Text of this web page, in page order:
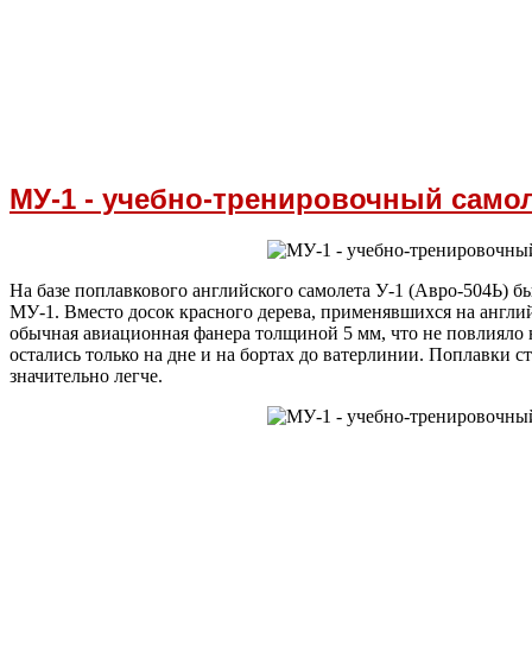
МУ-1 - учебно-тренировочный
На базе поплавкового английского самолета У-1 (Авро-504Ь)
МУ-1. Вместо досок красного дерева, применявшихся на
обычная авиационная фанера толщиной 5 мм, что не
остались только на дне и на бортах до ватерлинии. Поплавки
значительно легче.